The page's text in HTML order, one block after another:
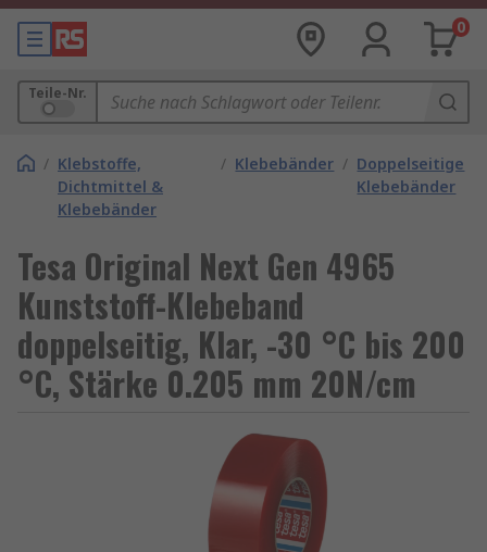
0
Teile-Nr.
/ Klebstoffe,
Dichtmittel &
Klebebänder
/ Klebebänder / Doppelseitige
Klebebänder
Tesa Original Next Gen 4965
Kunststoff-Klebeband
doppelseitig, Klar, -30 °C bis 200
°C, Stärke 0.205 mm 20N/cm